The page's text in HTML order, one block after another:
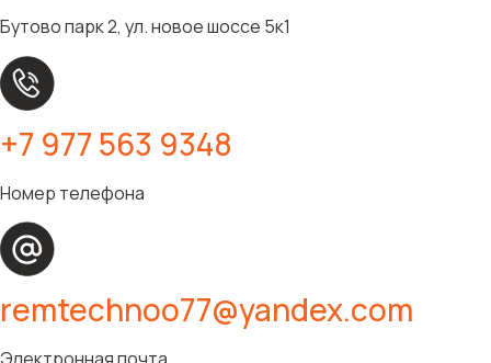
Бутово парк 2, ул. новое шоссе 5к1
+7 977 563 9348
Номер телефона
remtechnoo77@yandex.com